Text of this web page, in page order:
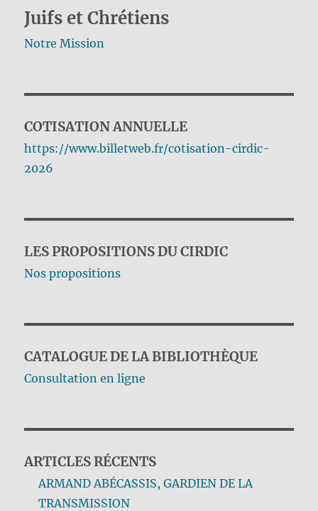
Juifs et Chrétiens
Notre Mission
COTISATION ANNUELLE
https://www.billetweb.fr/cotisation-cirdic-
2026
LES PROPOSITIONS DU CIRDIC
Nos propositions
CATALOGUE DE LA BIBLIOTHÈQUE
Consultation en ligne
ARTICLES RÉCENTS
ARMAND ABÉCASSIS, GARDIEN DE LA
TRANSMISSION